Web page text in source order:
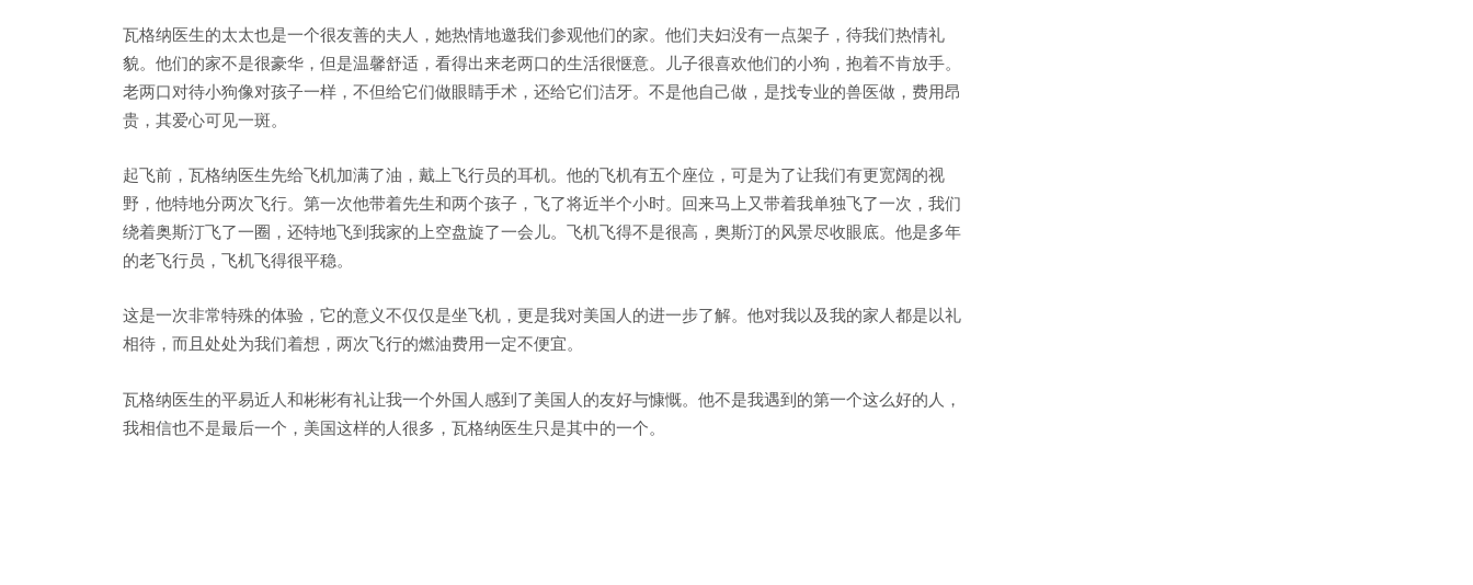
瓦格纳医生的太太也是一个很友善的夫人，她热情地邀我们参观他们的家。他们夫妇没有一点架子，待我们热情礼
貌。他们的家不是很豪华，但是温馨舒适，看得出来老两口的生活很惬意。儿子很喜欢他们的小狗，抱着不肯放手。
老两口对待小狗像对孩子一样，不但给它们做眼睛手术，还给它们洁牙。不是他自己做，是找专业的兽医做，费用昂
贵，其爱心可见一斑。
起飞前，瓦格纳医生先给飞机加满了油，戴上飞行员的耳机。他的飞机有五个座位，可是为了让我们有更宽阔的视
野，他特地分两次飞行。第一次他带着先生和两个孩子，飞了将近半个小时。回来马上又带着我单独飞了一次，我们
绕着奥斯汀飞了一圈，还特地飞到我家的上空盘旋了一会儿。飞机飞得不是很高，奥斯汀的风景尽收眼底。他是多年
的老飞行员，飞机飞得很平稳。
这是一次非常特殊的体验，它的意义不仅仅是坐飞机，更是我对美国人的进一步了解。他对我以及我的家人都是以礼
相待，而且处处为我们着想，两次飞行的燃油费用一定不便宜。
瓦格纳医生的平易近人和彬彬有礼让我一个外国人感到了美国人的友好与慷慨。他不是我遇到的第一个这么好的人，
我相信也不是最后一个，美国这样的人很多，瓦格纳医生只是其中的一个。